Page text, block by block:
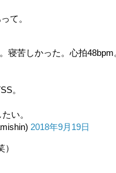
て。
寝苦しかった。心拍
。
い。
2018年9月19日